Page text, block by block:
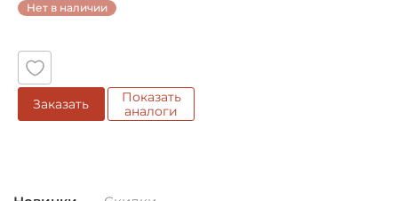
Нет в наличии
Заказать
Показать
аналоги